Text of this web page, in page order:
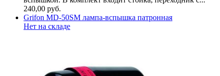
240,00 руб.
Grifon MD-50SM лампа-вспышка патронная
Нет на складе